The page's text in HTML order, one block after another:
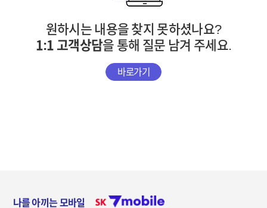
원하시는 내용을 찾지 못하셨나요?
1:1 고객상담을 통해 질문 남겨 주세요.
바로가기
나를 아끼는 모바일